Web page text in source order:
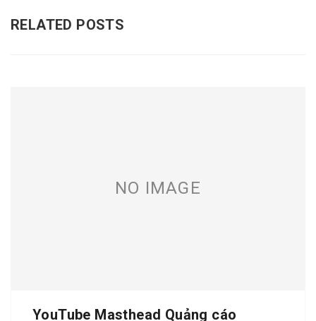
RELATED POSTS
NO IMAGE
YouTube Masthead Quảng cáo